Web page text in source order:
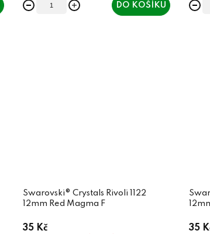
DO KOŠÍKU
Swarovski® Crystals Rivoli 1122
12mm Red Magma F
35 Kč 35